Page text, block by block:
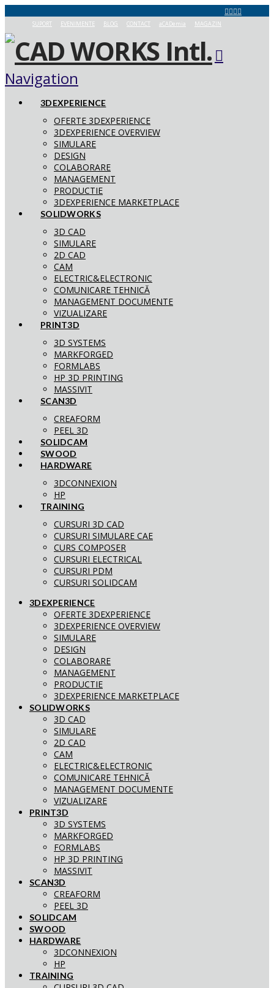
SUPORT EVENIMENTE BLOG CONTACT aCADemia MAGAZIN
Navigation
3DEXPERIENCE
OFERTE 3DEXPERIENCE
3DEXPERIENCE OVERVIEW
SIMULARE
DESIGN
COLABORARE
MANAGEMENT
PRODUCTIE
3DEXPERIENCE MARKETPLACE
SOLIDWORKS
3D CAD
SIMULARE
2D CAD
CAM
ELECTRIC&ELECTRONIC
COMUNICARE TEHNICĂ
MANAGEMENT DOCUMENTE
VIZUALIZARE
PRINT3D
3D SYSTEMS
MARKFORGED
FORMLABS
HP 3D PRINTING
MASSIVIT
SCAN3D
CREAFORM
PEEL 3D
SOLIDCAM
SWOOD
HARDWARE
3DCONNEXION
HP
TRAINING
CURSURI 3D CAD
CURSURI SIMULARE CAE
CURS COMPOSER
CURSURI ELECTRICAL
CURSURI PDM
CURSURI SOLIDCAM
3DEXPERIENCE
OFERTE 3DEXPERIENCE
3DEXPERIENCE OVERVIEW
SIMULARE
DESIGN
COLABORARE
MANAGEMENT
PRODUCTIE
3DEXPERIENCE MARKETPLACE
SOLIDWORKS
3D CAD
SIMULARE
2D CAD
CAM
ELECTRIC&ELECTRONIC
COMUNICARE TEHNICĂ
MANAGEMENT DOCUMENTE
VIZUALIZARE
PRINT3D
3D SYSTEMS
MARKFORGED
FORMLABS
HP 3D PRINTING
MASSIVIT
SCAN3D
CREAFORM
PEEL 3D
SOLIDCAM
SWOOD
HARDWARE
3DCONNEXION
HP
TRAINING